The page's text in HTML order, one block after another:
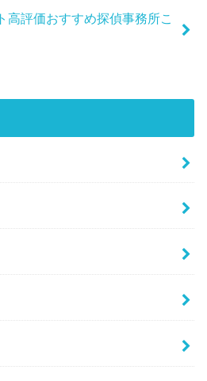
高評価おすすめ探偵事務所こ